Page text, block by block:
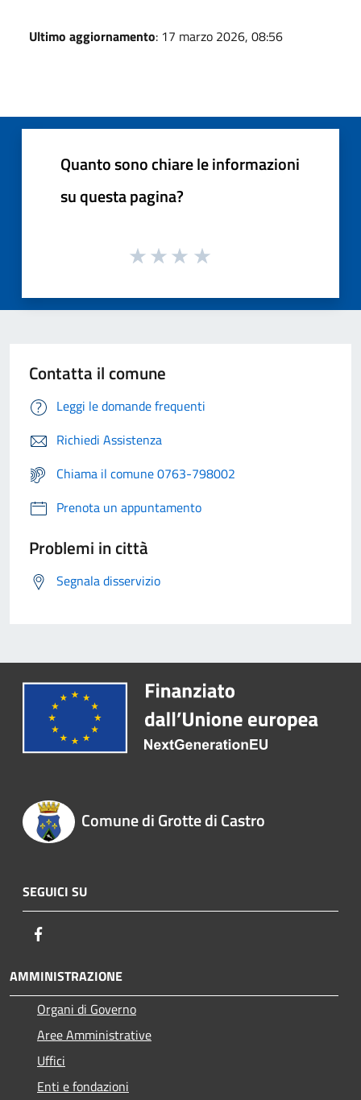
Ultimo aggiornamento: 17 marzo 2026, 08:56
Quanto sono chiare le informazioni
su questa pagina?
Contatta il comune
Leggi le domande frequenti
Richiedi Assistenza
Chiama il comune 0763-798002
Prenota un appuntamento
Problemi in città
Segnala disservizio
Comune di Grotte di Castro
SEGUICI SU
AMMINISTRAZIONE
Organi di Governo
Aree Amministrative
Uffici
Enti e fondazioni